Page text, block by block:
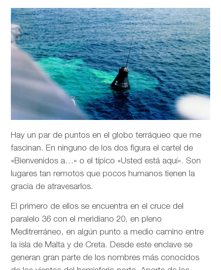
Hay un par de puntos en el globo terráqueo que me
fascinan. En ninguno de los dos figura el cartel de
«Bienvenidos a…» o el típico «Usted está aquí». Son
lugares tan remotos que pocos humanos tienen la
gracia de atravesarlos.
El primero de ellos se encuentra en el cruce del
paralelo 36 con el meridiano 20, en pleno
Meditrerráneo, en algún punto a medio camino entre
la isla de Malta y de Creta. Desde este enclave se
generan gran parte de los nombres más conocidos